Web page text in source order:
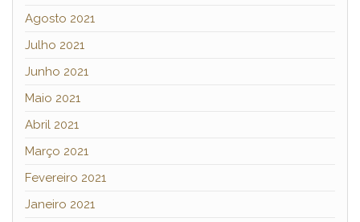
Agosto 2021
Julho 2021
Junho 2021
Maio 2021
Abril 2021
Março 2021
Fevereiro 2021
Janeiro 2021